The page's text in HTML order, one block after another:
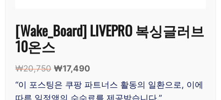
[Wake_Board] LIVEPRO 복싱글러브
10온스
₩20,750 원
래
가
₩17,490
재
가
“이 포스팅은 쿠팡 파트너스 활동의 일환으로, 이에
따른 일정액의 수수료를 제공받습니다.”